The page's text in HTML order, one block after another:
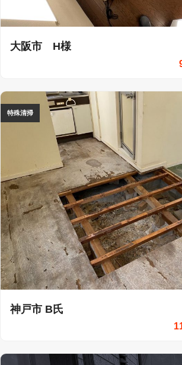
大阪市 H様
神戸市 B氏
特殊清掃